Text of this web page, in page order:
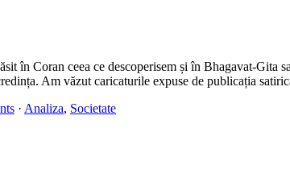
în Coran ceea ce descoperisem și în Bhagavat-
Am văzut caricaturile expuse de publicația
· Analiza, Societate